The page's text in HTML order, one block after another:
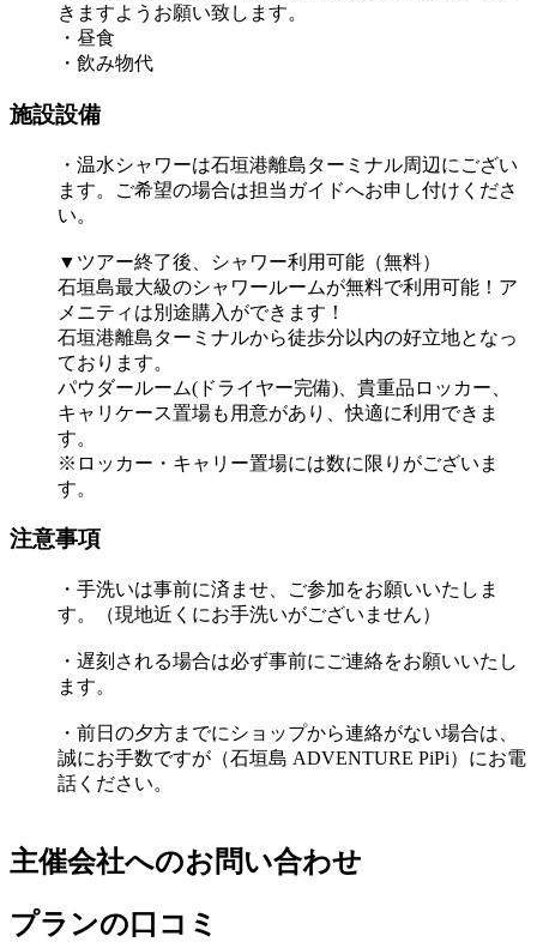
きますようお願い致します。
・昼食
・飲み物代
施設設備
・温水シャワーは石垣港離島ターミナル周辺にござい
ます。ご希望の場合は担当ガイドへお申し付けくださ
い。
▼ツアー終了後、シャワー利用可能（無料）
石垣島最大級のシャワールームが無料で利用可能！ア
メニティは別途購入ができます！
石垣港離島ターミナルから徒歩分以内の好立地となっ
ております。
パウダールーム(ドライヤー完備)、貴重品ロッカー、
キャリケース置場も用意があり、快適に利用できま
す。
※ロッカー・キャリー置場には数に限りがございま
す。
注意事項
・手洗いは事前に済ませ、ご参加をお願いいたしま
す。（現地近くにお手洗いがございません）
・遅刻される場合は必ず事前にご連絡をお願いいたし
ます。
・前日の夕方までにショップから連絡がない場合は、
誠にお手数ですが（石垣島 ADVENTURE PiPi）にお電
話ください。
主催会社へのお問い合わせ
プランの口コミ